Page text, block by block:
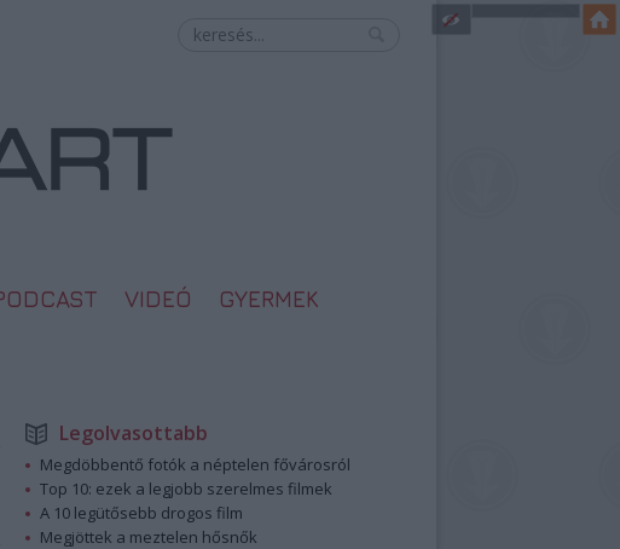
VIDEÓ GYERMEK
Legolvasottabb
Megdöbbentő fotók a néptelen fővárosról
Top 10: ezek a legjobb szerelmes filmek
A 10 legütősebb drogos film
Megjöttek a meztelen hősnők